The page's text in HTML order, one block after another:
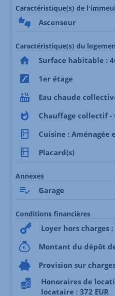
Caractéristique(s) de
Ascenseur
Caractéristique(s) du
Surface habitable :
1er étage
Eau chaude
Chauffage collectif -
Cuisine : Aménagée
Placard(s)
Annexes
Garage
Conditions financières
Loyer hors charges :
Montant du dépôt
Provision sur
Honoraires de
locataire : 372 EUR